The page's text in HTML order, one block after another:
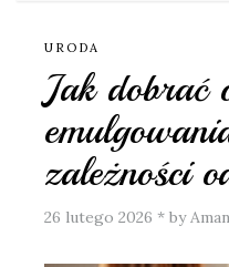
URODA
Jak dobrać
zależności
26 lutego 2026 * by